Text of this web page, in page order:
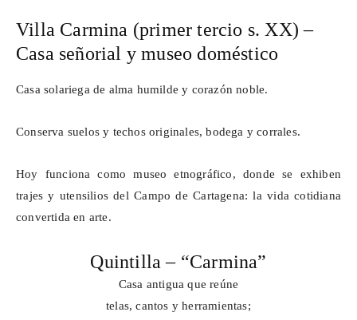
Villa Carmina (primer tercio s. XX) –
Casa señorial y museo doméstico
Casa solariega de alma humilde y corazón noble.
Conserva suelos y techos originales, bodega y corrales.
Hoy funciona como museo etnográfico, donde se exhiben
trajes y utensilios del Campo de Cartagena: la vida cotidiana
convertida en arte.
Quintilla – “Carmina”
Casa antigua que reúne
telas, cantos y herramientas;